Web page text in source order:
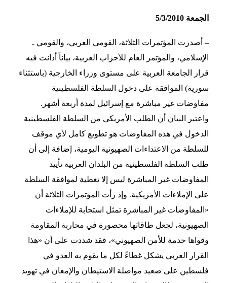
الجمعة 5/3/2010
– أصدرت المؤتمرات الثلاثة، القومي العربي، والقومي ـ
الإسلامي، والمؤتمر العام للأحزاب العربية، بياناً أدانت فيه
قرار الجامعة العربية على مستوى وزراء الخارجية (باستثناء
سورية) الموافقة على دخول السلطة الفلسطينية
مفاوضات غير مباشرة مع إسرائيل لمدة أربعة أشهر.
واعتبر البيان أن الطلب الأمريكي من السلطة الفلسطينية
الدخول في هذه المفاوضات هو تطويع كامل لأي موقف
للسلطة من الاعتداءات الصهيونية اليومية، إضافة إلى أن
طلب السلطة الفلسطينية من البلدان العربية تأييد
المفاوضات غير المباشرة ليس إلا تغطية لموافقة السلطة
على الإملاءات الأمريكية. وإذ رأت المؤتمرات الثلاثة أن
«المفاوضات غير المباشرة تمثل استجابة للإملاءات
الصهيونية، لجعل طاقاتها محصورة في محاربة المقاومة
وقواها خدمة للأمن الصهيوني»، فقد شددت على أن «هذا
القرار العربي يشكل غطاءً لكل ما يقوم به العدو في
فلسطين على صعيد مواصلة الاستيطان والإمعان في تهويد